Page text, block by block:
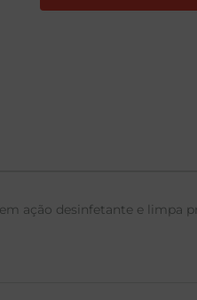
ação desinfetante e limpa